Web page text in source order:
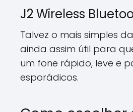
J2 Wireless
Talvez o mais simples
ainda assim útil para
um fone rápido, leve e
esporádicos.